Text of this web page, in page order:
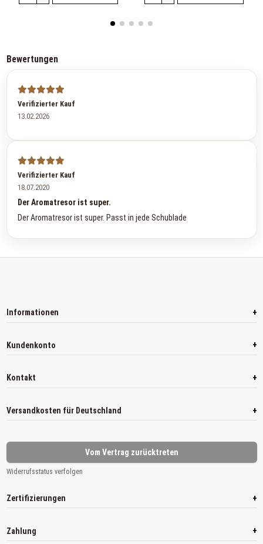
Bewertungen
Verifizierter Kauf
13.02.2026
Verifizierter Kauf
18.07.2020
Der Aromatresor ist super.
Der Aromatresor ist super. Passt in jede Schublade
Informationen +
Kundenkonto +
Kontakt +
Versandkosten für Deutschland +
Vom Vertrag zurücktreten
Widerrufsstatus verfolgen
Zertifizierungen +
Zahlung +